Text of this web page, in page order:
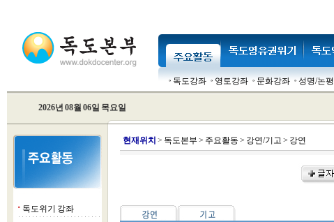
독도강좌 영토강좌 문화강좌 성명/논평
2026년 08월 06일 목요일
■ 독도위기 강좌
현재위치 > 독도본부 > 주요활동 > 강연/기고 > 강연